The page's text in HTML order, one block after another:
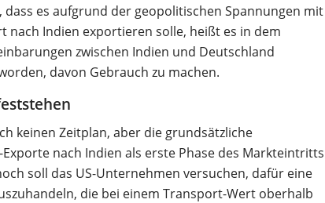
es aufgrund der geopolitischen Spannungen mit
nach Indien exportieren solle, heißt es in dem
zwischen Indien und Deutschland
davon Gebrauch zu machen.
keinen Zeitplan, aber die grundsätzliche
nach Indien als erste Phase des Markteintritts
soll das US-Unternehmen versuchen, dafür eine
die bei einem Transport-Wert oberhalb